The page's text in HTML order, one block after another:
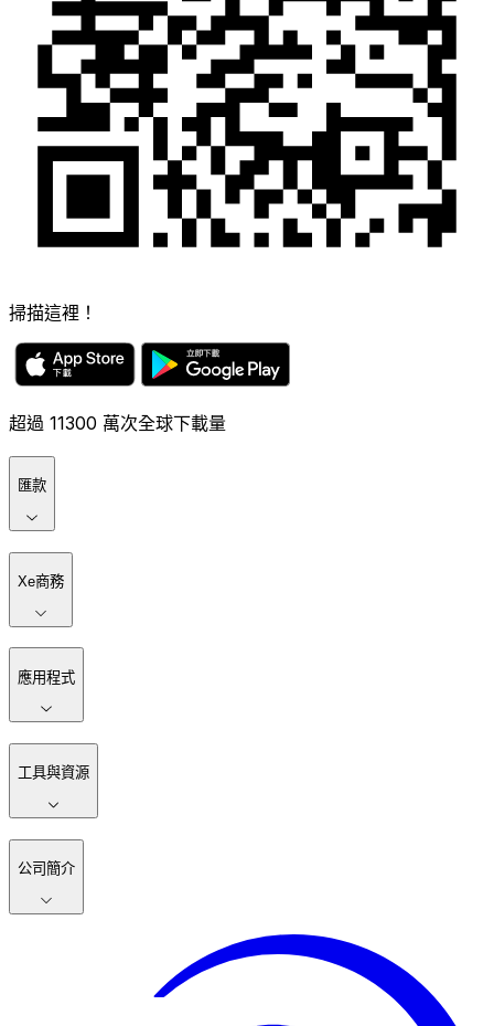
掃描這裡！
超過 11300 萬次全球下載量
匯款
Xe商務
應用程式
工具與資源
公司簡介